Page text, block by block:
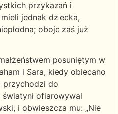
przykazań i
jednak dziecka,
oboje zaś już
posuniętym w
i Sara, kiedy obiecano
przychodzi do
światyni ofiarowywal
i obwieszcza mu: „Nie